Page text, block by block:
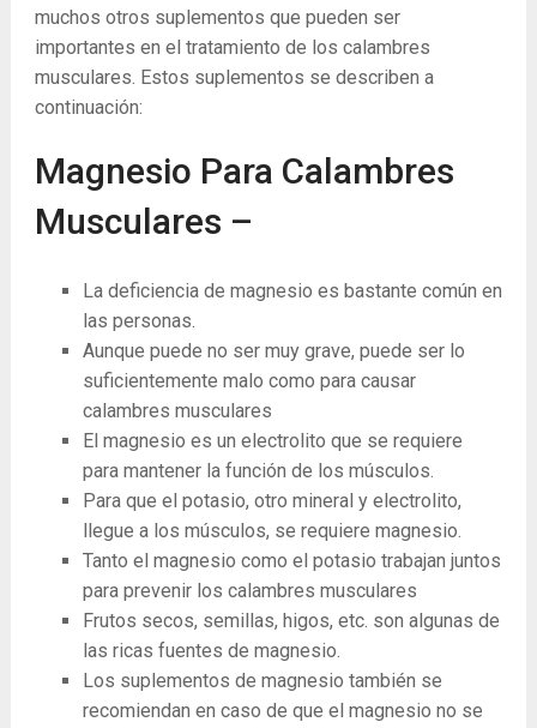
muchos otros suplementos que pueden ser
importantes en el tratamiento de los calambres
musculares. Estos suplementos se describen a
continuación:
Magnesio Para Calambres
Musculares –
La deficiencia de magnesio es bastante común en
las personas.
Aunque puede no ser muy grave, puede ser lo
suficientemente malo como para causar
calambres musculares
El magnesio es un electrolito que se requiere
para mantener la función de los músculos.
Para que el potasio, otro mineral y electrolito,
llegue a los músculos, se requiere magnesio.
Tanto el magnesio como el potasio trabajan juntos
para prevenir los calambres musculares
Frutos secos, semillas, higos, etc. son algunas de
las ricas fuentes de magnesio.
Los suplementos de magnesio también se
recomiendan en caso de que el magnesio no se